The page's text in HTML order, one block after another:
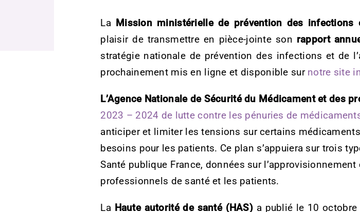
La Mission ministérielle de prévention des infections
plaisir de transmettre en pièce-jointe son rapport
stratégie nationale de prévention des infections et de
prochainement mis en ligne et disponible sur notre site
L’Agence Nationale de Sécurité du Médicament et des
2023 – 2024 de lutte contre les pénuries de
anticiper et limiter les tensions sur certains
besoins pour les patients. Ce plan s’appuiera sur trois
Santé publique France, données sur
professionnels de santé et les patients.
La Haute autorité de santé (HAS) a publié le 10 octobre